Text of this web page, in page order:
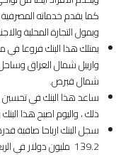
كما يقدم خدماته المصرفية
ويمول التجارة المحلية
يمتلك هذا البنك فروعا في
واربيل شمال العراق وساحل
شمال قبرص.
ساعد هذا البنك في تحسين
ذلك ، واليوم اصبح هذا
139.2 مليون دولار في الربع الثاني من هذا العام